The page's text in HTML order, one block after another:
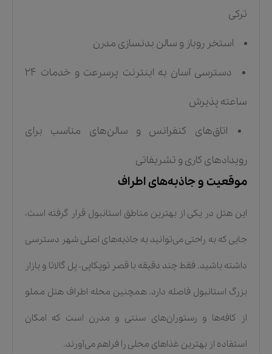
ترکی
استخر روباز و سالن بدنسازی مدرن
دسترسی آسان به اینترنت پرسرعت و خدمات ۲۴
ساعته پذیرش
اتاق‌های کنفرانس و سالن‌های مناسب برای
رویدادهای کاری و تشریفاتی
موقعیت و جاذبه‌های اطراف
این هتل در یکی از بهترین مناطق استانبول قرار گرفته است،
جایی که به راحتی می‌توانید به جاذبه‌های اصلی شهر دسترسی
داشته باشید. فقط چند دقیقه با قصر توپکاپی، پل گالاتا و بازار
بزرگ استانبول فاصله دارد. همچنین محله اطراف هتل مملو
از کافه‌ها و رستوران‌های سنتی و مدرن است که امکان
استفاده از بهترین غذاهای محلی را فراهم می‌آورند.